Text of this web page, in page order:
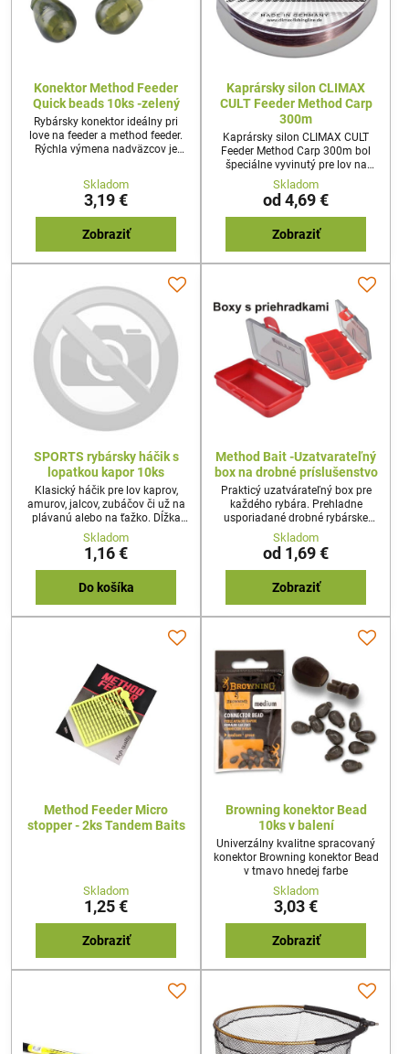
Konektor Method Feeder
Quick beads 10ks -zelený
Rybársky konektor ideálny pri
love na feeder a method feeder.
Rýchla výmena nadväzcov je
10ks.
Skladom
3,19 €
Zobraziť
Kaprársky silon CLIMAX
CULT Feeder Method Carp
300m
Kaprársky silon CLIMAX CULT
Feeder Method Carp 300m bol
špeciálne vyvinutý pre lov na
method feeder, kde v spojení s
method feeder prútmi zaručí
dokonalú kombináciu pri love.
Skladom
od 4,69 €
Zobraziť
SPORTS rybársky háčik s
lopatkou kapor 10ks
Klasický háčik pre lov kaprov,
amurov, jalcov, zubáčov či už na
plávanú alebo na ťažko. Dĺžka
2cm a hrúbka oblúka 1cm.
Skladom
1,16 €
Do košíka
Method Bait -Uzatvarateľný
box na drobné príslušenstvo
Prakticý uzatvárateľný box pre
každého rybára. Prehladne
usporiadané drobné rybárske
príslušenstvo v každom boxe
Skladom
od 1,69 €
Zobraziť
Method Feeder Micro
stopper - 2ks Tandem Baits
Skladom
1,25 €
Zobraziť
Browning konektor Bead
10ks v balení
Univerzálny kvalitne spracovaný
konektor Browning konektor Bead
v tmavo hnedej farbe
Skladom
3,03 €
Zobraziť